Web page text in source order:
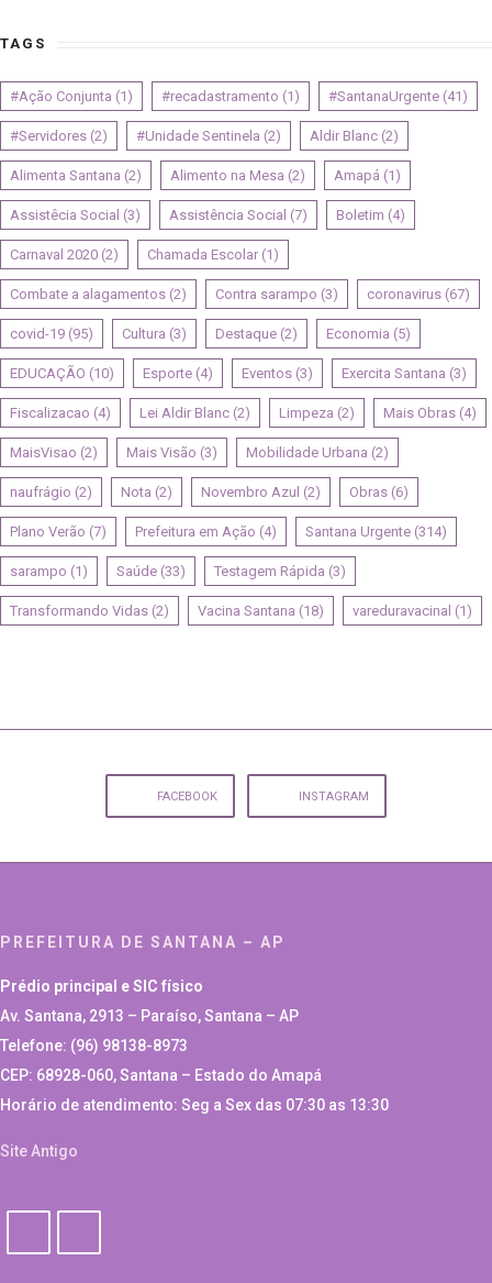
TAGS
#Ação Conjunta (1) #recadastramento (1) #SantanaUrgente (41)
#Servidores (2) #Unidade Sentinela (2) Aldir Blanc (2)
Alimenta Santana (2) Alimento na Mesa (2) Amapá (1)
Assistêcia Social (3) Assistência Social (7) Boletim (4)
Carnaval 2020 (2) Chamada Escolar (1)
Combate a alagamentos (2) Contra sarampo (3) coronavirus (67)
covid-19 (95) Cultura (3) Destaque (2) Economia (5)
EDUCAÇÃO (10) Esporte (4) Eventos (3) Exercita Santana (3)
Fiscalizacao (4) Lei Aldir Blanc (2) Limpeza (2) Mais Obras (4)
MaisVisao (2) Mais Visão (3) Mobilidade Urbana (2)
naufrágio (2) Nota (2) Novembro Azul (2) Obras (6)
Plano Verão (7) Prefeitura em Ação (4) Santana Urgente (314)
sarampo (1) Saúde (33) Testagem Rápida (3)
Transformando Vidas (2) Vacina Santana (18) vareduravacinal (1)
FACEBOOK INSTAGRAM
PREFEITURA DE SANTANA – AP
Prédio principal e SIC físico
Av. Santana, 2913 – Paraíso, Santana – AP
Telefone: (96) 98138-8973
CEP: 68928-060, Santana – Estado do Amapá
Horário de atendimento: Seg a Sex das 07:30 as 13:30
Site Antigo